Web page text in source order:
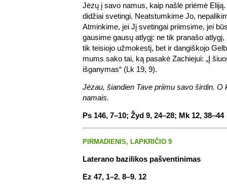
Jėzų į savo namus, kaip našlė priėmė
didžiai svetingi. Neatstumkime Jo,
Atminkime, jei Jį svetingai priimsime, jei
gausime gausų atlygį: ne tik pranašo
tik teisiojo užmokestį, bet ir dangiškojo
mums sako tai, ką pasakė Zachiejui: „Į
išganymas“ (Lk 19, 9).
Jėzau, šiandien Tave priimu savo širdin. O
namais.
Ps 146, 7–10; Žyd 9, 24–28; Mk 12, 38–44
PIRMADIENIS, LAPKRIČIO 9
Laterano bazilikos pašventinimas
Ez 47, 1–2. 8–9. 12